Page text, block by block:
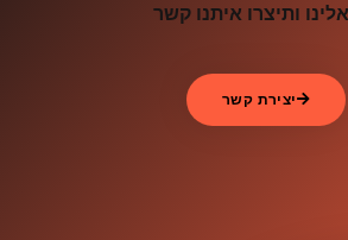
ותיצרו איתנו קשר
יצירת קשר